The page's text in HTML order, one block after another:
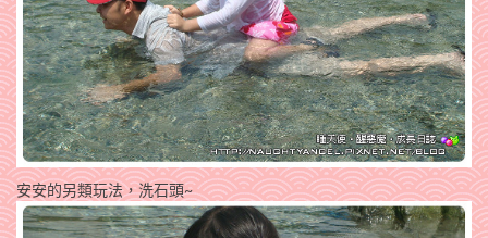
安安的另類玩法，洗石頭~